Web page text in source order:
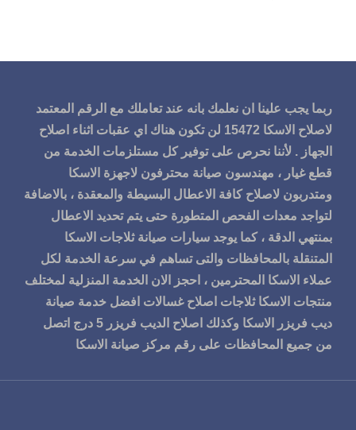
ربما يجب علينا ان نعلمك بانه عند تعاملك مع الرقم المعتمد
لاصلاح الاسكا 15472 لن تكون هناك اي عقبات اثناء اصلاح
الجهاز . لأننا نحرص على توفير كل مستلزمات الخدمة من
قطع غيار ، مهندسون صيانة محترفون لاجهزة الاسكا
ومتدربون لاصلاح كافة الاعطال البسيطة والمعقدة ، بالاضافة
لتواجد معدات الفحص المتطورة حتى يتم تحديد الاعطال
بمنتهي الدقة ، كما يوجد سيارات صيانة ثلاجات الاسكا
المتنقلة بالمحافظات والتى تساهم في سرعة الخدمة لكل
عملاء الاسكا المحترمين ، احجز الان الخدمة المنزلية لمختلف
منتجات الاسكا ثلاجات اصلاح غسالات افضل خدمة صيانة
ديب فريزر الاسكا
وكذلك اصلاح الديب فريزر 5 درج اتصل
من جميع المحافظات على رقم مركز صيانة الاسكا